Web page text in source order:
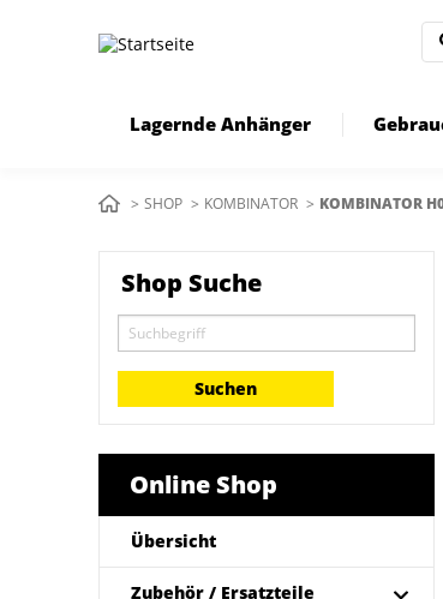
Lagernde Anhänger
SHOP KOMBINATOR AKTUELL:
KOMBINATOR
Shop Suche
Online Shop
Übersicht
Zubehör / Ersatzteile